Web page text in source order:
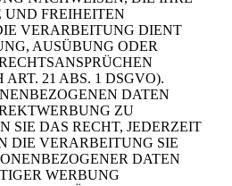
UND FREIHEITEN
VERARBEITUNG DIENT
AUSÜBUNG ODER
21 ABS. 1 DSGVO).
DATEN
ZU
SIE DAS RECHT, JEDERZEIT
DIE VERARBEITUNG SIE
DATEN
WERBUNG